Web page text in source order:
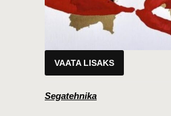
VAATA LISAKS
Segatehnika